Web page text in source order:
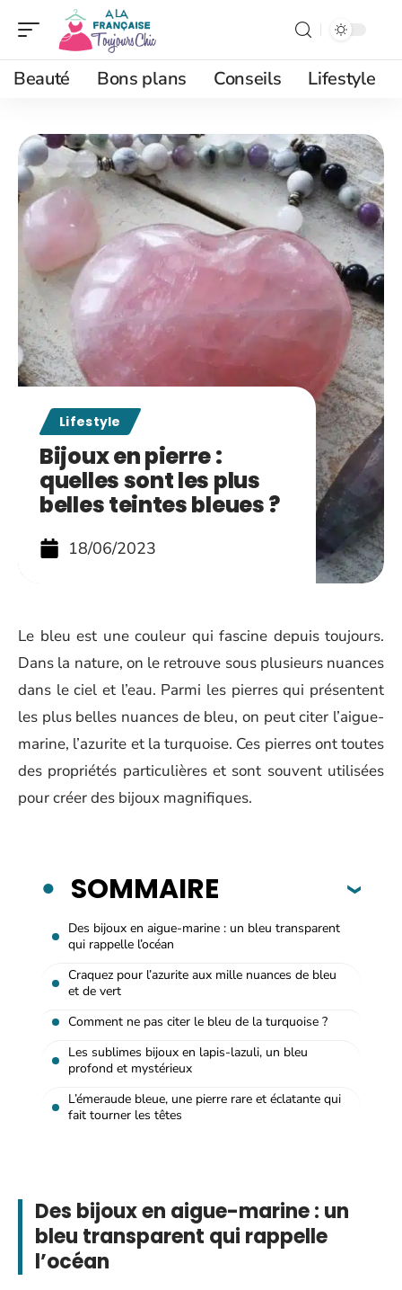
Beauté Bons plans Conseils Lifestyle
Lifestyle
Bijoux en pierre :
quelles sont les plus
belles teintes bleues ?
18/06/2023
Le bleu est une couleur qui fascine depuis toujours.
Dans la nature, on le retrouve sous plusieurs nuances
dans le ciel et l’eau. Parmi les pierres qui présentent
les plus belles nuances de bleu, on peut citer l’aigue-
marine, l’azurite et la turquoise. Ces pierres ont toutes
des propriétés particulières et sont souvent utilisées
pour créer des bijoux magnifiques.
SOMMAIRE
Des bijoux en aigue-marine : un bleu transparent
qui rappelle l’océan
Craquez pour l’azurite aux mille nuances de bleu
et de vert
Comment ne pas citer le bleu de la turquoise ?
Les sublimes bijoux en lapis-lazuli, un bleu
profond et mystérieux
L’émeraude bleue, une pierre rare et éclatante qui
fait tourner les têtes
Des bijoux en aigue-marine : un
bleu transparent qui rappelle
l’océan